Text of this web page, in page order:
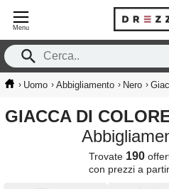
Menu
› Uomo › Abbigliamento › Nero ›
GIACCA DI
Trovate 190
con prezzi a